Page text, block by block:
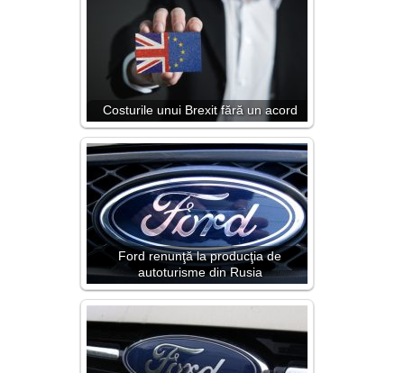
Costurile unui Brexit fără un acord
Ford renunţă la producţia de
autoturisme din Rusia